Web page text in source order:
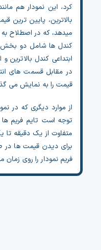
کرد، این نمودار هم
بالاترین، پایین
میدهد، که در اصطلاح
کندل ها شامل دو
ابتداعی کندل
در مقابل قسمت های
قیمت را به نمایش می
از موارد دیگری که در
توجه است تایم فریم
متفاوت از یک دقیقه
برای دیدن قیمت ها در
فریم نمودار را روی